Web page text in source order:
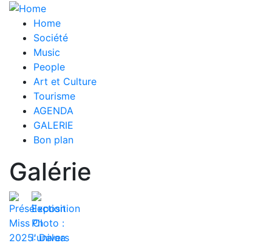
Skip
content
Main
navigation
Home
Société
Music
People
Art et Culture
Tourisme
AGENDA
GALERIE
Bon plan
Galérie